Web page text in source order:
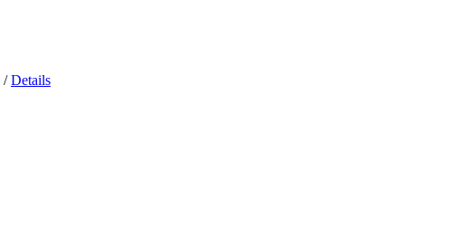
/ Details